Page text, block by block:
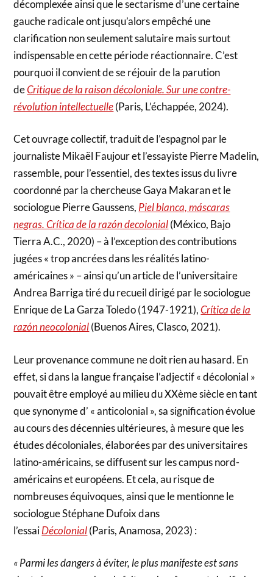
décomplexée ainsi que le sectarisme d’une certaine
gauche radicale ont jusqu’alors empêché une
clarification non seulement salutaire mais surtout
indispensable en cette période réactionnaire. C’est
pourquoi il convient de se réjouir de la parution
deCritique de la raison décoloniale. Sur une contre-
révolution intellectuelle(Paris, L’échappée, 2024).
Cet ouvrage collectif, traduit de l’espagnol par le
journaliste Mikaël Faujour et l’essayiste Pierre Madelin,
rassemble, pour l’essentiel, des textes issus du livre
coordonné par la chercheuse Gaya Makaran et le
sociologue Pierre Gaussens, Piel blanca, máscaras
negras. Crítica de la razón decolonial(México, Bajo
Tierra A.C., 2020) – à l’exception des contributions
jugées « trop ancrées dans les réalités latino-
américaines » – ainsi qu’un article de l’universitaire
Andrea Barriga tiré du recueil dirigé par le sociologue
Enrique de La Garza Toledo (1947-1921),Crítica de la
razón neocolonial(Buenos Aires, Clasco, 2021).
Leur provenance commune ne doit rien au hasard. En
effet, si dans la langue française l’adjectif « décolonial »
pouvait être employé au milieu du XXème siècle en tant
que synonyme d’ « anticolonial », sa signification évolue
au cours des décennies ultérieures, à mesure que les
études décoloniales, élaborées par des universitaires
latino-américains, se diffusent sur les campus nord-
américains et européens. Et cela, au risque de
nombreuses équivoques, ainsi que le mentionne le
sociologue Stéphane Dufoix dans
l’essaiDécolonial(Paris, Anamosa, 2023) :
« Parmi les dangers à éviter, le plus manifeste est sans